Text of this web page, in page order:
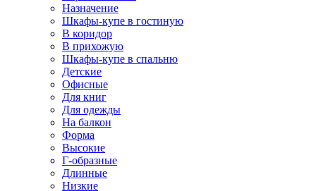
Назначение
Шкафы-купе в гостиную
В коридор
В прихожую
Шкафы-купе в спальню
Детские
Офисные
Для книг
Для одежды
На балкон
Форма
Высокие
Г-образные
Длинные
Низкие